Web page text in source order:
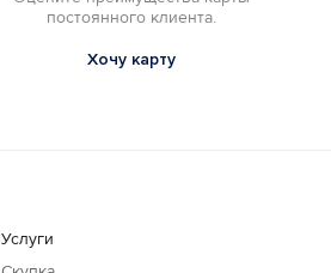
постоянного клиента.
Хочу карту
Услуги